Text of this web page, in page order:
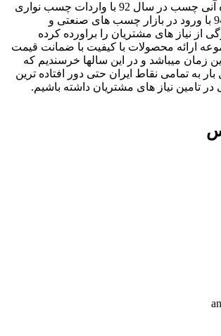
شروع کار فروشگاه آنی چسب در سال 92 با واردات چسب نواری
پهن بوده و از سال 94 با ورود در بازار چسب های صنعتی و
از نیاز های مشتریان را براورده کرده
ارائه محصولات با کیفیت با ضمانت قیمت
زمان میباشد و در این سالها خرسندیم که
بار به تمامی نقاط ایران حتی دور افتاده ترین
تامین نیاز های مشتریان داشته باشیم.